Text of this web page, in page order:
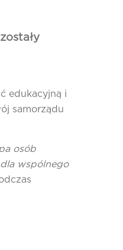
edukacyjną i
samorządu
osób
wspólnego